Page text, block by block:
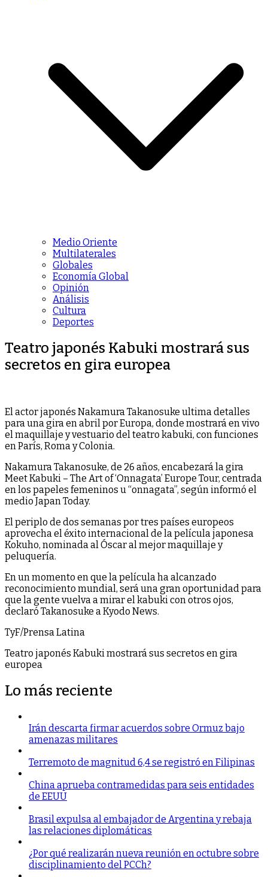
Medio Oriente
Multilaterales
Globales
Economía Global
Opinión
Análisis
Cultura
Deportes
Teatro japonés Kabuki mostrará sus
secretos en gira europea
El actor japonés Nakamura Takanosuke ultima detalles
para una gira en abril por Europa, donde mostrará en vivo
el maquillaje y vestuario del teatro kabuki, con funciones
en París, Roma y Colonia.
Nakamura Takanosuke, de 26 años, encabezará la gira
Meet Kabuki – The Art of ‘Onnagata’ Europe Tour, centrada
en los papeles femeninos u “onnagata”, según informó el
medio Japan Today.
El periplo de dos semanas por tres países europeos
aprovecha el éxito internacional de la película japonesa
Kokuho, nominada al Óscar al mejor maquillaje y
peluquería.
En un momento en que la película ha alcanzado
reconocimiento mundial, será una gran oportunidad para
que la gente vuelva a mirar el kabuki con otros ojos,
declaró Takanosuke a Kyodo News.
TyF/Prensa Latina
Teatro japonés Kabuki mostrará sus secretos en gira
europea
Lo más reciente
Irán descarta firmar acuerdos sobre Ormuz bajo
amenazas militares
Terremoto de magnitud 6,4 se registró en Filipinas
China aprueba contramedidas para seis entidades
de EEUU
Brasil expulsa al embajador de Argentina y rebaja
las relaciones diplomáticas
¿Por qué realizarán nueva reunión en octubre sobre
disciplinamiento del PCCh?